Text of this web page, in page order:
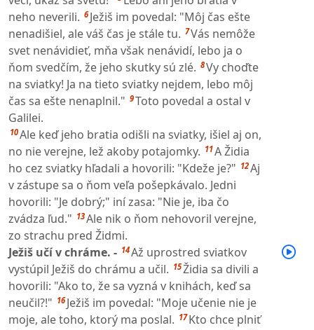
neho neverili. 6 Ježiš im povedal: "Môj čas ešte
nenadišiel, ale váš čas je stále tu. 7Vás nemôže
svet nenávidieť, mňa však nenávidí, lebo ja o
ňom svedčím, že jeho skutky sú zlé. 8Vy choďte
na sviatky! Ja na tieto sviatky nejdem, lebo môj
čas sa ešte nenaplnil." 9Toto povedal a ostal v
Galilei.
10Ale keď jeho bratia odišli na sviatky, išiel aj on,
no nie verejne, lež akoby potajomky. 11A Židia
ho cez sviatky hľadali a hovorili: "Kdeže je?" 12Aj
v zástupe sa o ňom veľa pošepkávalo. Jedni
hovorili: "Je dobrý;" iní zasa: "Nie je, iba čo
zvádza ľud." 13Ale nik o ňom nehovoril verejne,
zo strachu pred Židmi.
Ježiš učí v chráme. - 14Až uprostred sviatkov
vystúpil Ježiš do chrámu a učil. 15Židia sa divili a
hovorili: "Ako to, že sa vyzná v knihách, keď sa
neučil?!" 16 Ježiš im povedal: "Moje učenie nie je
moje, ale toho, ktorý ma poslal. 17 Kto chce plniť